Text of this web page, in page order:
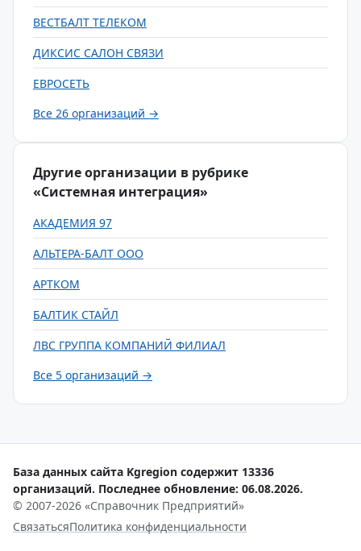
ВЕСТБАЛТ ТЕЛЕКОМ
ДИКСИС САЛОН СВЯЗИ
ЕВРОСЕТЬ
Все 26 организаций →
Другие организации в рубрике
«Системная интеграция»
АКАДЕМИЯ 97
АЛЬТЕРА-БАЛТ ООО
АРТКОМ
БАЛТИК СТАЙЛ
ЛВС ГРУППА КОМПАНИЙ ФИЛИАЛ
Все 5 организаций →
База данных сайта Kgregion содержит 13336
организаций. Последнее обновление: 06.08.2026.
© 2007-2026 «Справочник Предприятий»
СвязатьсяПолитика конфиденциальности